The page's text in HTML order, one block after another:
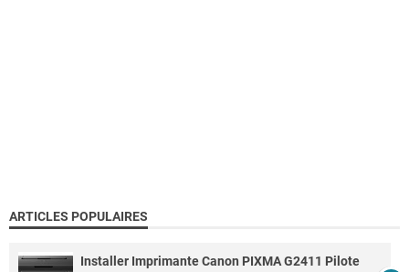
ARTICLES POPULAIRES
Installer Imprimante Canon PIXMA G2411 Pilote